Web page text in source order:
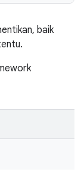
baik